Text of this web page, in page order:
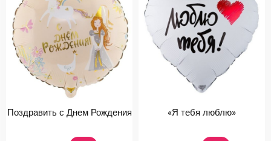
Поздравить с Днем Рождения «Я тебя люблю»